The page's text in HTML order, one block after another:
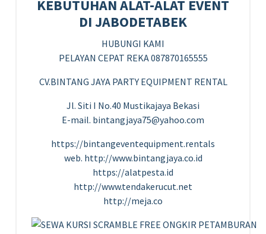
KEBUTUHAN ALAT-ALAT EVENT
DI JABODETABEK
HUBUNGI KAMI
PELAYAN CEPAT REKA 087870165555
CV.BINTANG JAYA PARTY EQUIPMENT RENTAL
Jl. Siti I No.40 Mustikajaya Bekasi
E-mail. bintangjaya75@yahoo.com
https://bintangeventequipment.rentals
web. http://www.bintangjaya.co.id
https://alatpesta.id
http://www.tendakerucut.net
http://meja.co